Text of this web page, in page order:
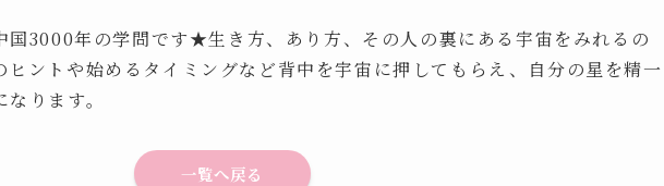
3000年の学問です★生き方、あり方、その人の裏にある宇宙をみれるの
ヒントや始めるタイミングなど背中を宇宙に押してもらえ、自分の星を精一
ります。
一覧へ戻る